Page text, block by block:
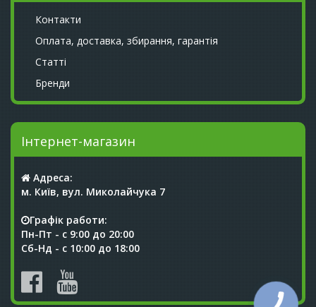
Контакти
Оплата, доставка, збирання, гарантія
Статті
Бренди
Інтернет-магазин
Адреса:
м. Київ, вул. Миколайчука 7
Графік работи:
Пн-Пт - с 9:00 до 20:00
Сб-Нд - с 10:00 до 18:00
КНОПКА